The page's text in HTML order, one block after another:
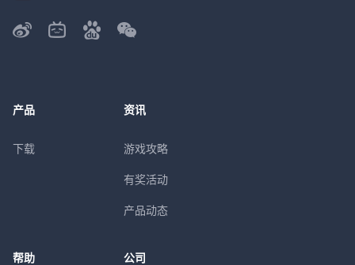
产品
下载
资讯
游戏攻略
有奖活动
产品动态
帮助 公司